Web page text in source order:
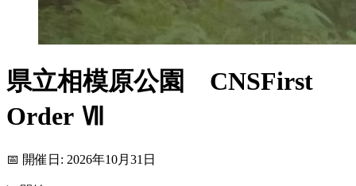
県立相模原公園 CNSFirst
Order Ⅶ
📅 開催日: 2026年10月31日